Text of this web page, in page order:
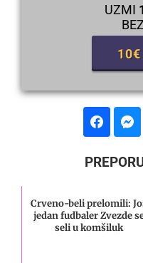
UZMI
10€
Crveno-beli prelomili:
jedan fudbaler Zvezde
seli u komšiluk